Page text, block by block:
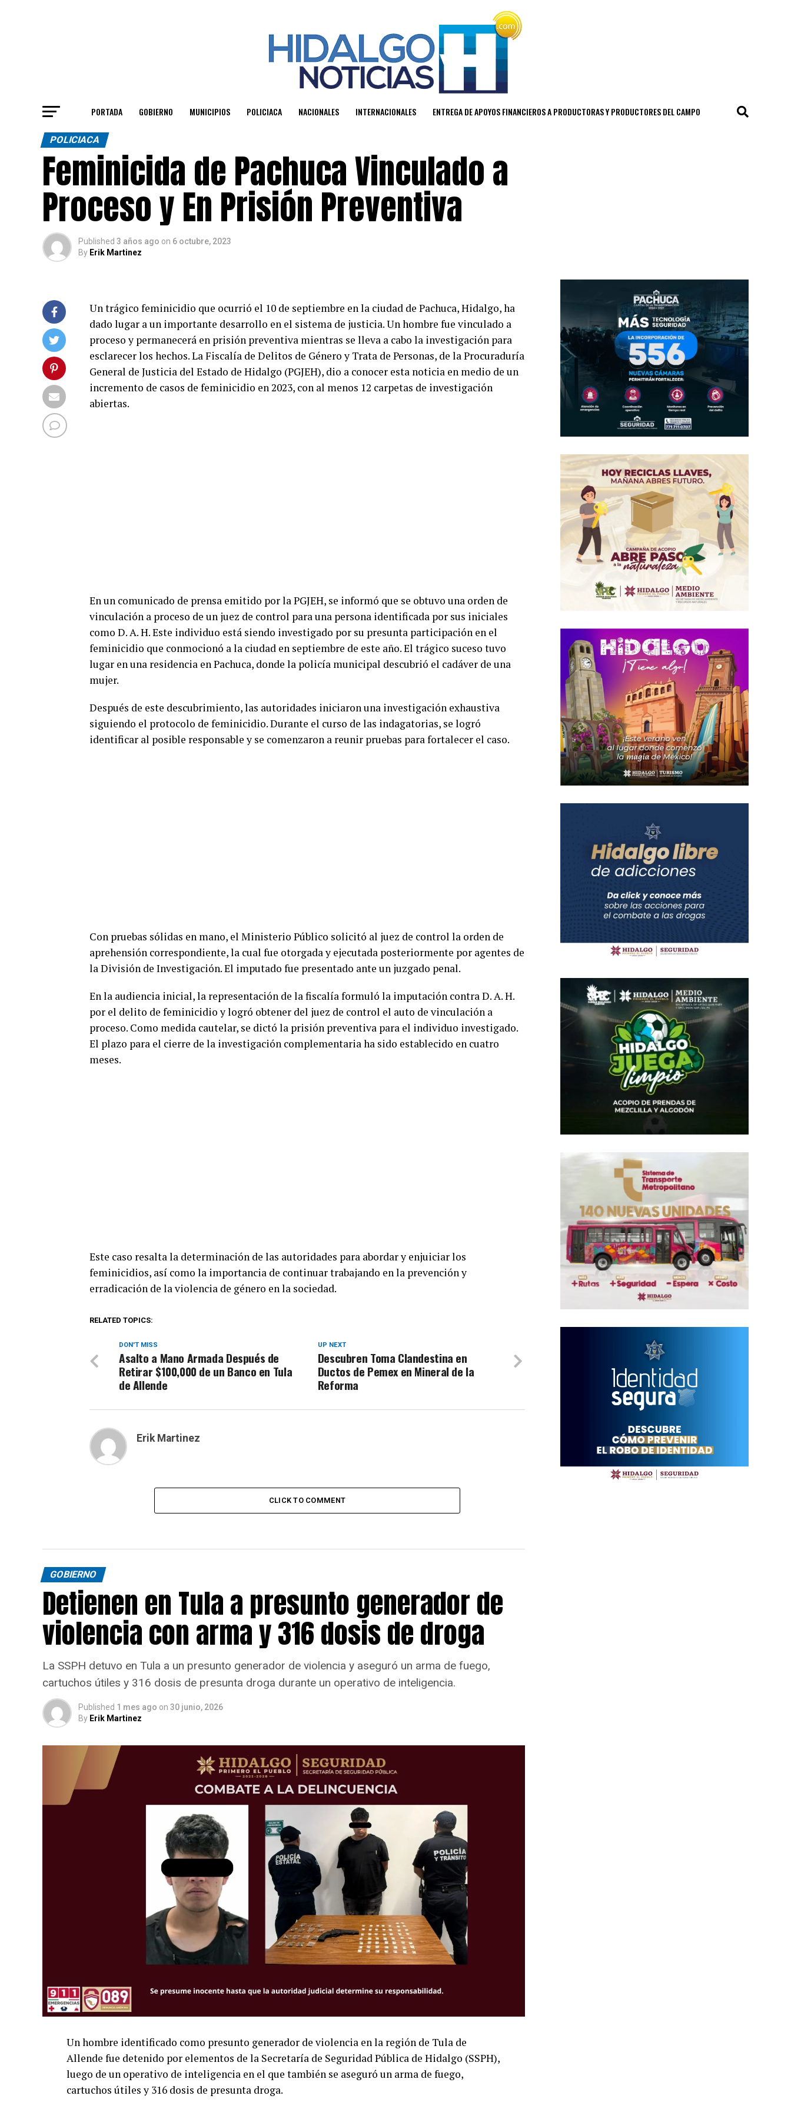
PORTADA GOBIERNO MUNICIPIOS POLICIACA NACIONALES INTERNACIONALES ENTREGA DE APOYOS FINANCIEROS A PRODUCTORAS Y PRODUCTORES DEL CAMPO
POLICIACA
Feminicida de Pachuca Vinculado a
Proceso y En Prisión Preventiva
Published 3 años ago on 6 octubre, 2023
By Erik Martinez
Un trágico feminicidio que ocurrió el 10 de septiembre en la ciudad de Pachuca, Hidalgo, ha
dado lugar a un importante desarrollo en el sistema de justicia. Un hombre fue vinculado a
proceso y permanecerá en prisión preventiva mientras se lleva a cabo la investigación para
esclarecer los hechos. La Fiscalía de Delitos de Género y Trata de Personas, de la Procuraduría
General de Justicia del Estado de Hidalgo (PGJEH), dio a conocer esta noticia en medio de un
incremento de casos de feminicidio en 2023, con al menos 12 carpetas de investigación
abiertas.
En un comunicado de prensa emitido por la PGJEH, se informó que se obtuvo una orden de
vinculación a proceso de un juez de control para una persona identificada por sus iniciales
como D. A. H. Este individuo está siendo investigado por su presunta participación en el
feminicidio que conmocionó a la ciudad en septiembre de este año. El trágico suceso tuvo
lugar en una residencia en Pachuca, donde la policía municipal descubrió el cadáver de una
mujer.
Después de este descubrimiento, las autoridades iniciaron una investigación exhaustiva
siguiendo el protocolo de feminicidio. Durante el curso de las indagatorias, se logró
identificar al posible responsable y se comenzaron a reunir pruebas para fortalecer el caso.
Con pruebas sólidas en mano, el Ministerio Público solicitó al juez de control la orden de
aprehensión correspondiente, la cual fue otorgada y ejecutada posteriormente por agentes de
la División de Investigación. El imputado fue presentado ante un juzgado penal.
En la audiencia inicial, la representación de la fiscalía formuló la imputación contra D. A. H.
por el delito de feminicidio y logró obtener del juez de control el auto de vinculación a
proceso. Como medida cautelar, se dictó la prisión preventiva para el individuo investigado.
El plazo para el cierre de la investigación complementaria ha sido establecido en cuatro
meses.
Este caso resalta la determinación de las autoridades para abordar y enjuiciar los
feminicidios, así como la importancia de continuar trabajando en la prevención y
erradicación de la violencia de género en la sociedad.
RELATED TOPICS:
UP NEXT
Descubren Toma Clandestina en
Ductos de Pemex en Mineral de la
Reforma
DON'T MISS
Asalto a Mano Armada Después de
Retirar $100,000 de un Banco en Tula
de Allende
Erik Martinez
CLICK TO COMMENT
GOBIERNO
Detienen en Tula a presunto generador de
violencia con arma y 316 dosis de droga
La SSPH detuvo en Tula a un presunto generador de violencia y aseguró un arma de fuego,
cartuchos útiles y 316 dosis de presunta droga durante un operativo de inteligencia.
Published 1 mes ago on 30 junio, 2026
By Erik Martinez
Un hombre identificado como presunto generador de violencia en la región de Tula de
Allende fue detenido por elementos de la Secretaría de Seguridad Pública de Hidalgo (SSPH),
luego de un operativo de inteligencia en el que también se aseguró un arma de fuego,
cartuchos útiles y 316 dosis de presunta droga.